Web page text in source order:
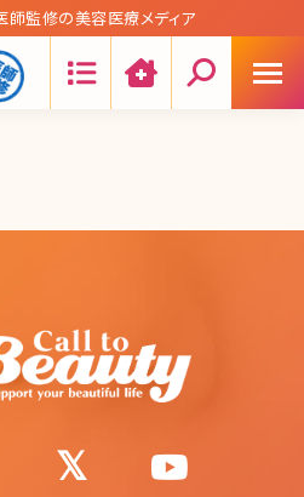
監修の美容医療メディア